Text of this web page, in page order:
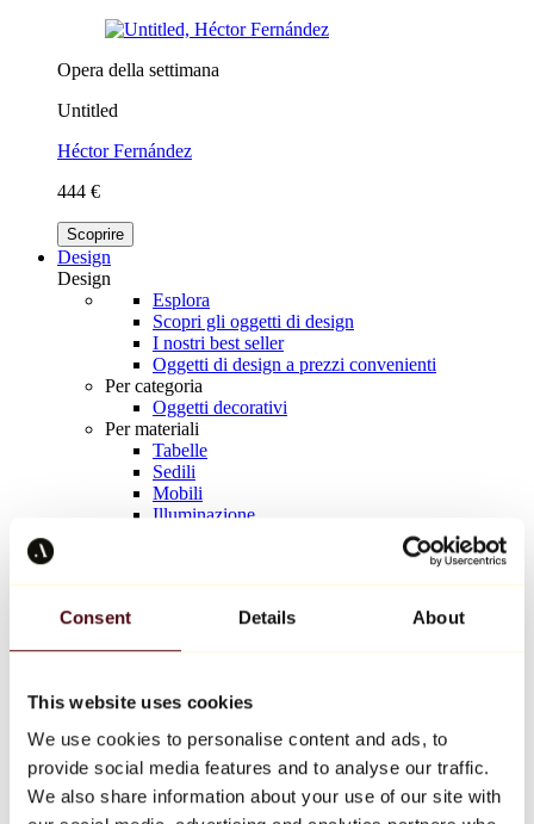
Consent Details About
This website uses cookies
We use cookies to personalise content and ads, to
provide social media features and to analyse our traffic.
We also share information about your use of our site with
Opera della settimana
Untitled
Héctor Fernández
444 €
Scoprire
Design
Design
Esplora
Scopri gli oggetti di design
I nostri best seller
Oggetti di design a prezzi convenienti
Per categoria
Oggetti decorativi
Per materiali
Tabelle
Sedili
Mobili
Illuminazione
Keith Haring
Tutti i designer
Opera della settimana